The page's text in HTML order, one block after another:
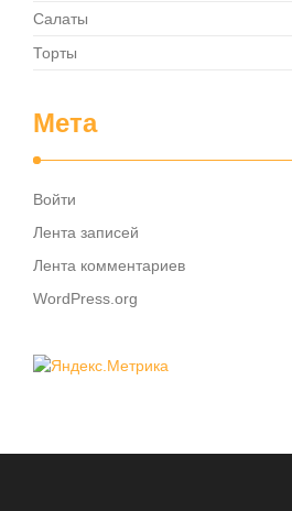
Салаты
Торты
Мета
Войти
Лента записей
Лента комментариев
WordPress.org